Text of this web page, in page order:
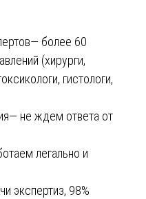
более 60
(хирурги,
гистологи,
не ждем ответа от
легально и
экспертиз, 98%